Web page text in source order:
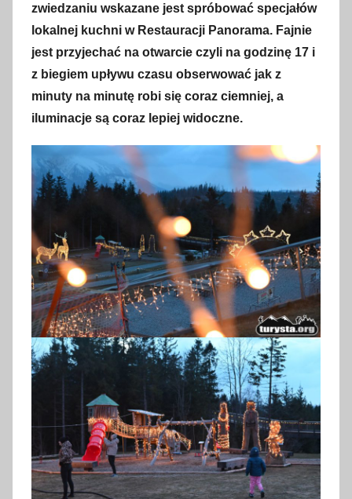
0
2
4
zwiedzaniu wskazane jest spróbować specjałów
lokalnej kuchni w Restauracji Panorama. Fajnie
jest przyjechać na otwarcie czyli na godzinę 17 i
z biegiem upływu czasu obserwować jak z
minuty na minutę robi się coraz ciemniej, a
iluminacje są coraz lepiej widoczne.